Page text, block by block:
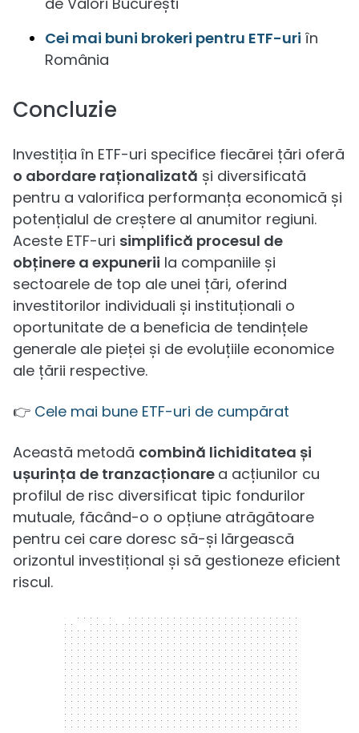
Cei mai buni brokeri pentru ETF-uri în
România
Concluzie
Investiția în ETF-uri specifice fiecărei țări oferă
o abordare raționalizată și diversificată
pentru a valorifica performanța economică și
potențialul de creștere al anumitor regiuni.
Aceste ETF-uri simplifică procesul de
obținere a expunerii la companiile și
sectoarele de top ale unei țări, oferind
investitorilor individuali și instituționali o
oportunitate de a beneficia de tendințele
generale ale pieței și de evoluțiile economice
ale țării respective.
👉 Cele mai bune ETF-uri de cumpărat
Această metodă combină lichiditatea și
ușurința de tranzacționare a acțiunilor cu
profilul de risc diversificat tipic fondurilor
mutuale, făcând-o o opțiune atrăgătoare
pentru cei care doresc să-și lărgească
orizontul investițional și să gestioneze eficient
riscul.
300 x 250